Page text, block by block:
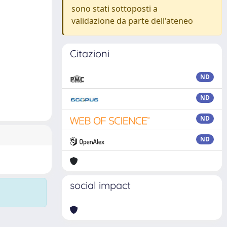
sono stati sottoposti a
validazione da parte dell'ateneo
Citazioni
ND
ND
ND
ND
social impact